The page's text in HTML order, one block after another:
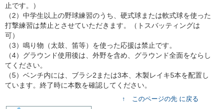
止です。）
（2）中学生以上の野球練習のうち、硬式球または軟式球を使った
打撃練習は禁止とさせていただきます。（トスバッティングは
可）
（3）鳴り物（太鼓、笛等）を使った応援は禁止です。
（4）グラウンド使用後は、外野を含め、グラウンド全面をならし
てください。
（5）ベンチ内には、ブラシ2または3本、木製レイキ5本を配置し
ています。終了時に本数を確認してください。
↑ このページの先 に戻る